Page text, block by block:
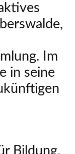
Im
in seine
Bildung,